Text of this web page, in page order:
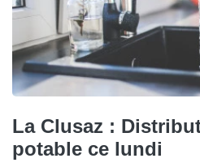
La Clusaz :
potable ce lundi